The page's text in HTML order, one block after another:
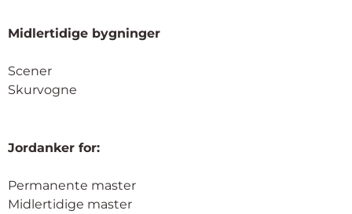
Midlertidige bygninger
Scener
Skurvogne
Jordanker for:
Permanente master
Midlertidige master